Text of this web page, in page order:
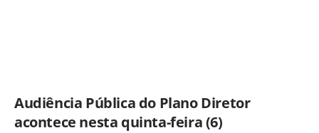
Audiência Pública do Plano Diretor
acontece nesta quinta-feira (6)